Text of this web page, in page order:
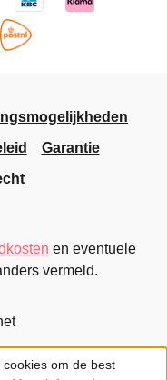
Garantie
en eventuele
vermeld.
om de best